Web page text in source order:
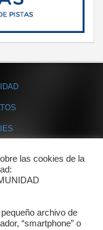
las cookies de la
archivo de
“smartphone” o